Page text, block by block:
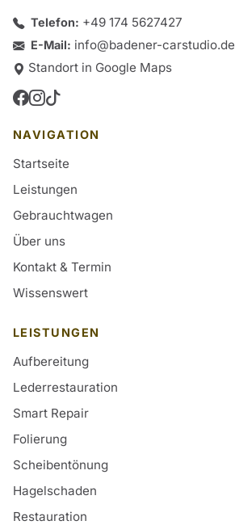
Telefon: +49 174 5627427
E-Mail: info@badener-carstudio.de
Standort in Google Maps
NAVIGATION
Startseite
Leistungen
Gebrauchtwagen
Über uns
Kontakt & Termin
Wissenswert
LEISTUNGEN
Aufbereitung
Lederrestauration
Smart Repair
Folierung
Scheibentönung
Hagelschaden
Restauration